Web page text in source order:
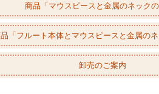
商品「マウスピースと金属のネックの
「フルート本体とマウスピースと金属の
卸売のご案内